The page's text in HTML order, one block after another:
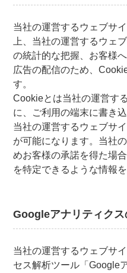
当社の運営するウェブサ
上、当社の運営するウェ
の統計的な把握、お客様
広告の配信のため、
す。
Cookieとは当社の運営す
に、ご利用の端末に書き
当社の運営するウェブサ
が可能になります。当社
めお客様の承諾を得た場
を特定できるような情報
Googleアナリティク
当社の運営するウェブサ
セス解析ツール「Google